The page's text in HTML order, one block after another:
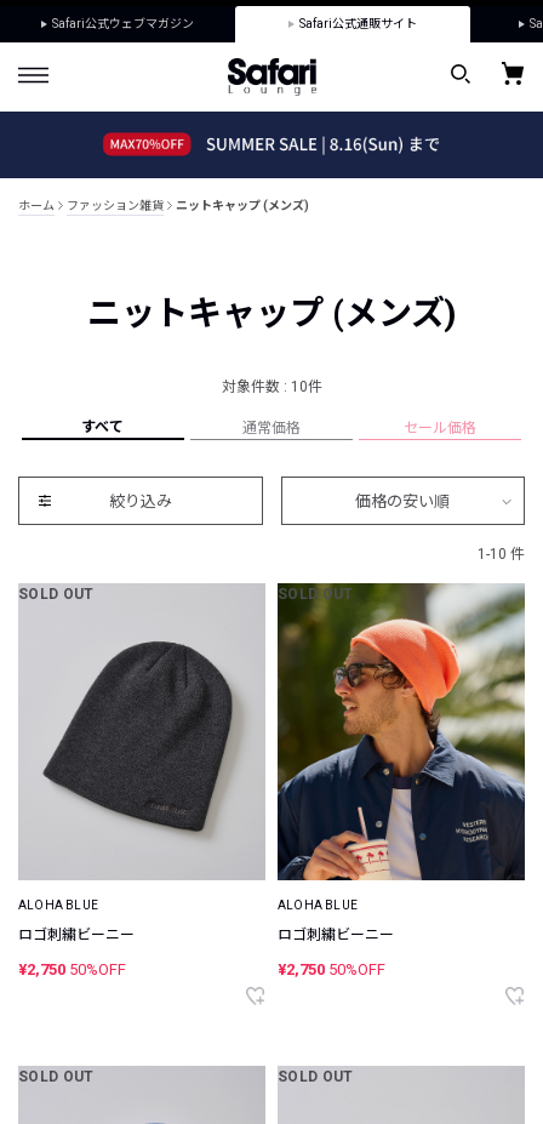
Safari公式ウェブマガジン Safari公式通販サイト
ホーム ファッション雑貨 ニットキャップ (メンズ)
ニットキャップ (メンズ)
対象件数 : 10件
すべて 通常価格 セール価格
絞り込み 価格の安い順
1-10 件
SOLD OUT
ALOHA BLUE
ロゴ刺繍ビーニー
¥2,750 50%OFF
SOLD OUT
ALOHA BLUE
ロゴ刺繍ビーニー
¥2,750 50%OFF
SOLD OUT SOLD OUT